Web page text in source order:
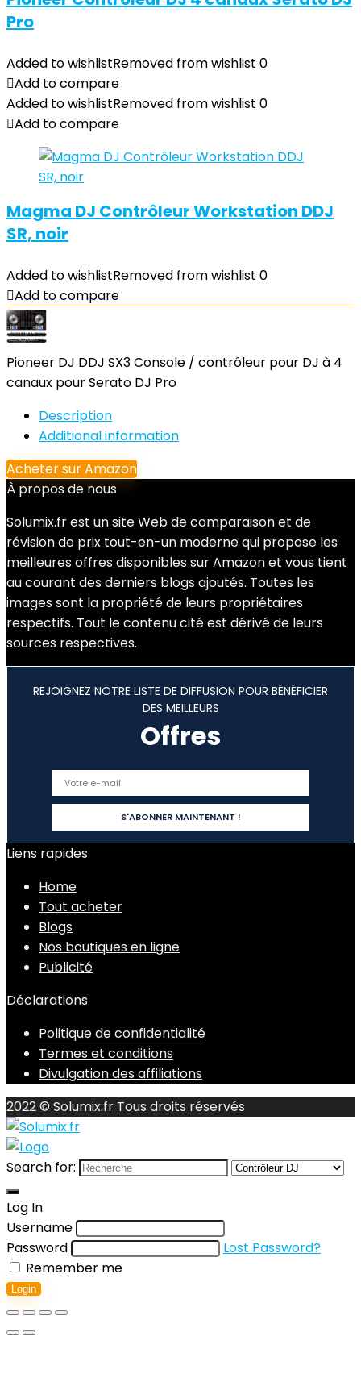
Pro
Added to wishlistRemoved from wishlist 0
Add to compare
Added to wishlistRemoved from wishlist 0
Add to compare
Magma DJ Contrôleur Workstation DDJ
SR, noir
Added to wishlistRemoved from wishlist 0
Add to compare
Pioneer DJ DDJ SX3 Console / contrôleur pour DJ à 4
canaux pour Serato DJ Pro
Description
Additional information
Acheter sur Amazon
À propos de nous
Solumix.fr est un site Web de comparaison et de
révision de prix tout-en-un moderne qui propose les
meilleures offres disponibles sur Amazon et vous tient
au courant des derniers blogs ajoutés. Toutes les
images sont la propriété de leurs propriétaires
respectifs. Tout le contenu cité est dérivé de leurs
sources respectives.
REJOIGNEZ NOTRE LISTE DE DIFFUSION POUR BÉNÉFICIER
DES MEILLEURS
Offres
Liens rapides
Home
Tout acheter
Blogs
Nos boutiques en ligne
Publicité
Déclarations
Politique de confidentialité
Termes et conditions
Divulgation des affiliations
2022 © Solumix.fr Tous droits réservés
Search for:
Log In
Username
Password
Lost Password?
Remember me
Login